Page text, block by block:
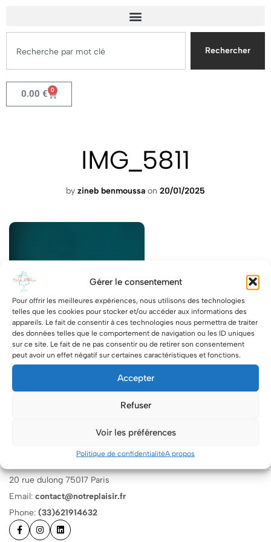
Gérer le consentement
Pour offrir les meilleures expériences, nous utilisons des technologies
telles que les cookies pour stocker et/ou accéder aux informations des
appareils. Le fait de consentir à ces technologies nous permettra de traiter
des données telles que le comportement de navigation ou les ID uniques
sur ce site. Le fait de ne pas consentir ou de retirer son consentement
peut avoir un effet négatif sur certaines caractéristiques et fonctions.
Accepter
Refuser
Voir les préférences
Politique de confidentialitéA propos
Rechercher
0.00 € 0
IMG_5811
by zineb benmoussa on 20/01/2025
20 rue dulong 75017 Paris
Email: contact@notreplaisir.fr
Phone: (33)621914632